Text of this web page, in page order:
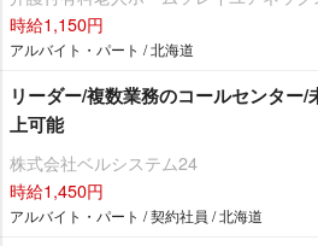
時給1,150円
アルバイト・パート / 北海道
リーダー/複数業務のコールセンター
上可能
株式会社ベルシステム24
時給1,450円
アルバイト・パート / 契約社員 / 北海道